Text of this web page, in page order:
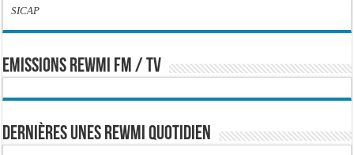
SICAP
EMISSIONS REWMI FM / TV
Dernières Unes Rewmi Quotidien